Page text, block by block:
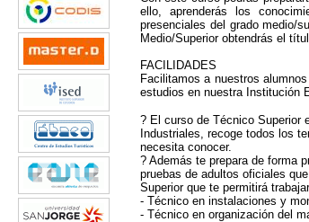
ello, aprenderás los
presenciales del grado medio/
Medio/Superior obtendrás el
FACILIDADES
Facilitamos a nuestros
estudios en nuestra Institución
? El curso de Técnico Superior
Industriales, recoge todos los
necesita conocer.
? Además te prepara de forma
pruebas de adultos oficiales
Superior que te permitirá
- Técnico en instalaciones y
- Técnico en organización del